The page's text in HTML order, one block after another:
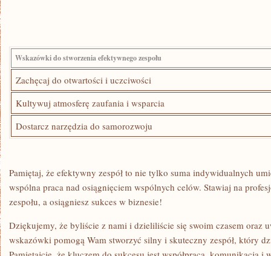
Wskazówki do stworzenia efektywnego zespołu
Zachęcaj do otwartości i uczciwości
Kultywuj atmosferę zaufania i wsparcia
Dostarcz narzędzia do samorozwoju
Pamiętaj, że efektywny zespół to ‌nie tylko suma indywidualnych
wspólna⁤ praca nad osiągnięciem wspólnych celów. Stawiaj ⁤na
zespołu, a⁣ osiągniesz sukces w biznesie!
Dziękujemy, że byliście z nami i dzieliliście się swoim‌ czasem oraz
wskazówki pomogą Wam stworzyć silny i skuteczny zespół, który